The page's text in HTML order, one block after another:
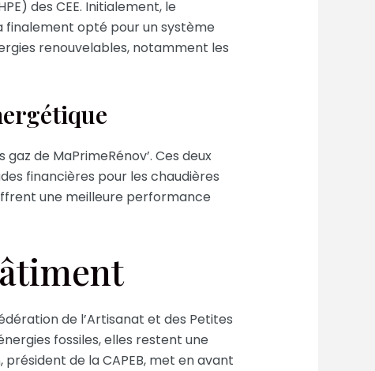
des CEE. Initialement, le
finalement opté pour un système
renouvelables, notamment les
de MaPrimeRénov’. Ces deux
financières pour les chaudières
une meilleure performance
de l’Artisanat et des Petites
fossiles, elles restent une
de la CAPEB, met en avant